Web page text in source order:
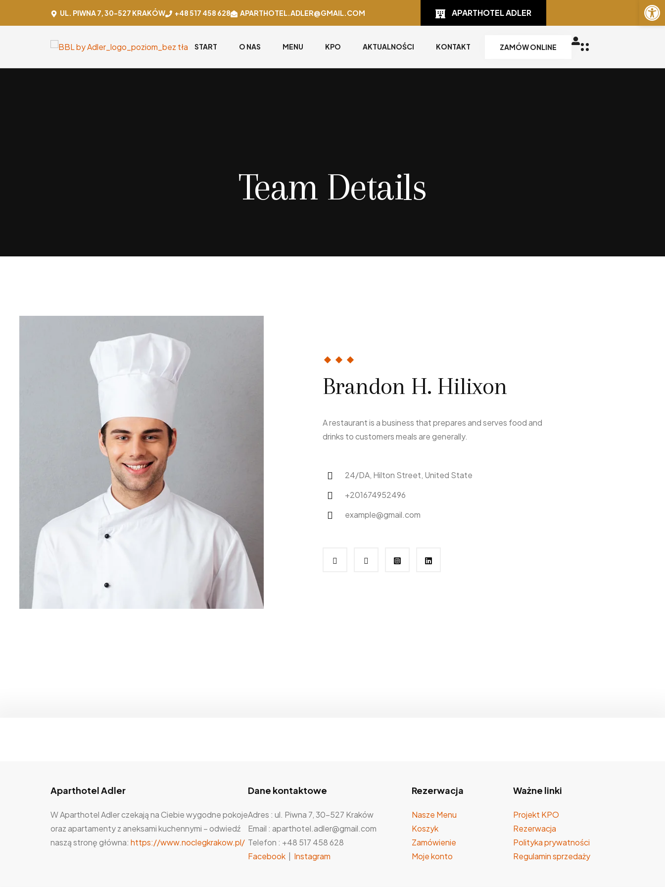
UL. PIWNA 7, 30-527 KRAKÓW +48 517 458 628 APARTHOTEL.ADLER@GMAIL.COM APARTHOTEL ADLER
START O NAS MENU KPO AKTUALNOŚCI KONTAKT ZAMÓW ONLINE
Team Details
Brandon H. Hilixon
A restaurant is a business that prepares and serves food and
drinks to customers meals are generally.
24/DA, Hilton Street, United State
+201674952496
example@gmail.com
Aparthotel Adler
W Aparthotel Adler czekają na Ciebie wygodne pokoje
oraz apartamenty z aneksami kuchennymi – odwiedź
naszą stronę główna: https://www.noclegkrakow.pl/
Dane kontaktowe
Adres : ul. Piwna 7, 30-527 Kraków
Email : aparthotel.adler@gmail.com
Telefon : +48 517 458 628
Facebook
Instagram
Rezerwacja
Nasze Menu
Koszyk
Zamówienie
Moje konto
Ważne linki
Projekt KPO
Rezerwacja
Polityka prywatności
Regulamin sprzedaży